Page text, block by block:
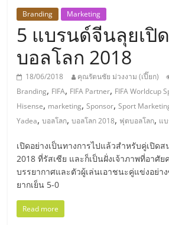
ธุรกิจ
เอ
ส
เอ็
มอี
ไทย,
SMEs,
Branding Marketing
5 แบรนด์จีนลุยเปิ
บอลโลก 2018
18/06/2018 คุณรัตนชัย ม่วงงาม (เปี๊ยก)
Branding, FIFA, FIFA Partner, FIFA Worldcup
Hisense, marketing,Sponsor,Sport
Yadea,บอลโลก,บอลโลก 2018, ฟุตบอลโลก, แ
เปิดอย่างเป็นทางการไปแล้วสำหรับคู่เปิด
2018 ที่รัสเซีย และก็เป็นฝั่งเจ้าภาพที่อาศัย
บรรยากาศและตัวผู้เล่นเอาชนะคู่แข่งอย่า
ยากเย็น 5-0
Read more